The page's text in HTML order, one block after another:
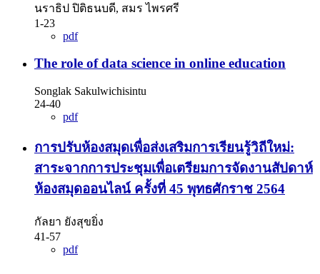
นราธิป ปิติธนบดี, สมร ไพรศรี
1-23
pdf
The role of data science in online education
Songlak Sakulwichisintu
24-40
pdf
การปรับห้องสมุดเพื่อส่งเสริมการเรียนรู้วิถีใหม่:
สาระจากการประชุมเพื่อเตรียมการจัดงานสัปดาห์
ห้องสมุดออนไลน์ ครั้งที่ 45 พุทธศักราช 2564
กัลยา ยังสุขยิ่ง
41-57
pdf